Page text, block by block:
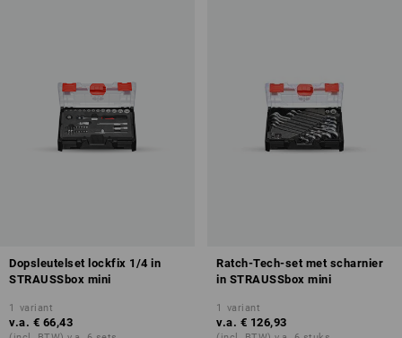
Dopsleutelset lockfix 1/4 in
STRAUSSbox mini
1 variant
v.a. € 66,43
Ratch-Tech-set met scharnier
in STRAUSSbox mini
1 variant
v.a. € 126,93